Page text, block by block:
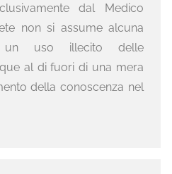
dal Medico
non si assume alcuna
un uso illecito delle
al di fuori di una mera
della conoscenza nel